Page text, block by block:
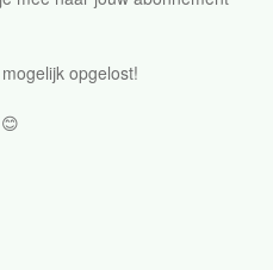
opgelost!